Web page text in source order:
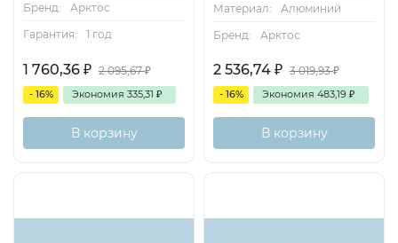
Бренд:
Арктос
Гарантия:
1 год
1 760,36 ₽ 2 095,67₽
- 16% Экономия 335,31 ₽
В корзину
Материал:
Алюминий
Бренд:
Арктос
2 536,74 ₽ 3 019,93₽
- 16% Экономия 483,19 ₽
В корзину